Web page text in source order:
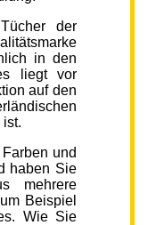
der
in den
liegt vor
auf den
und
haben Sie
mehrere
Beispiel
Wie Sie